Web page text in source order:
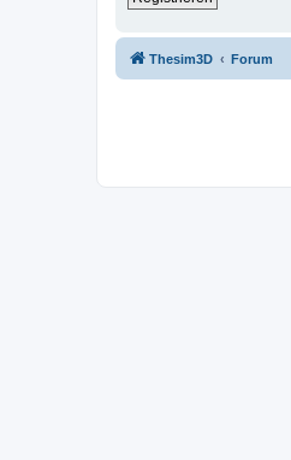
Thesim3D Forum